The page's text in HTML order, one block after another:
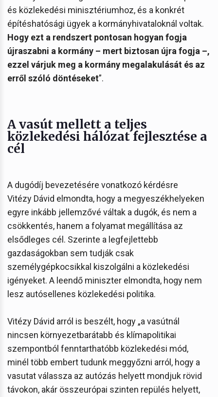
és közlekedési minisztériumhoz, és a konkrét
építéshatósági ügyek a kormányhivataloknál voltak.
Hogy ezt a rendszert pontosan hogyan fogja
újraszabni a kormány – mert biztosan újra fogja –,
ezzel várjuk meg a kormány megalakulását és az
erről szóló döntéseket”.
A vasút mellett a teljes
közlekedési hálózat fejlesztése a
cél
A dugódíj bevezetésére vonatkozó kérdésre
Vitézy Dávid elmondta, hogy a megyeszékhelyeken
egyre inkább jellemzővé váltak a dugók, és nem a
csökkentés, hanem a folyamat megállítása az
elsődleges cél. Szerinte a legfejlettebb
gazdaságokban sem tudják csak
személygépkocsikkal kiszolgálni a közlekedési
igényeket. A leendő miniszter elmondta, hogy nem
lesz autósellenes közlekedési politika.
Vitézy Dávid arról is beszélt, hogy „a vasútnál
nincsen környezetbarátabb és klímapolitikai
szempontból fenntarthatóbb közlekedési mód,
minél több embert tudunk meggyőzni arról, hogy a
vasutat válassza az autózás helyett mondjuk rövid
távokon, akár összeurópai szinten repülés helyett,